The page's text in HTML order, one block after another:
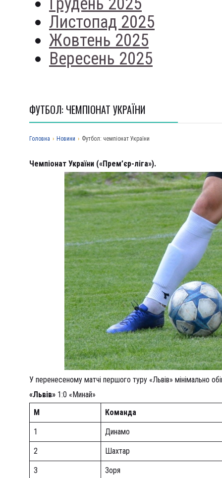
Листопад 2025
Жовтень 2025
Вересень 2025
ФУТБОЛ: ЧЕМПІОНАТ УКРАЇНИ
Головна › Новини › Футбол: чемпіонат України
Чемпіонат України («Прем’єр-ліга»).
У перенесеному матчі першого туру «Львів» мінімально
«Львів» 1:0 «Минай»
М
Команда
1 Динамо
2 Шахтар
3 Зоря